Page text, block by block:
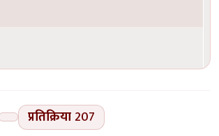
प्रतिक्रिया 207